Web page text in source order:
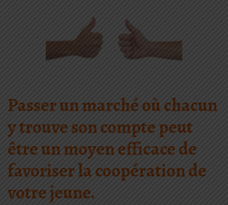
Passer un marchéoùchacun
y trouve son comptepeut
être un moyen efficace de
favoriser la coopération de
votre jeune.